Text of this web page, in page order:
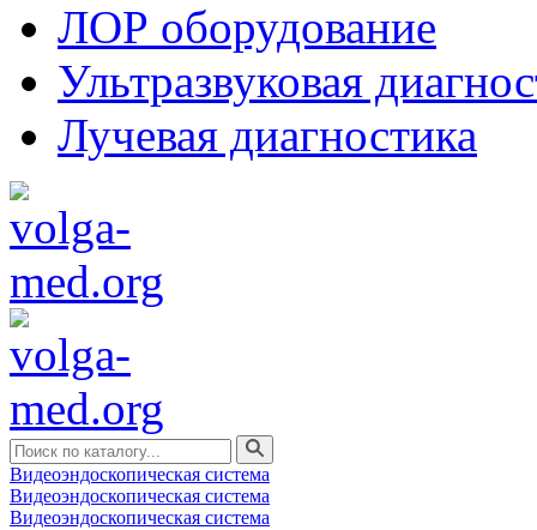
ЛОР оборудование
Ультразвуковая
Лучевая диагностика
Видеоэндоскопическая система
Видеоэндоскопическая система
Видеоэндоскопическая система